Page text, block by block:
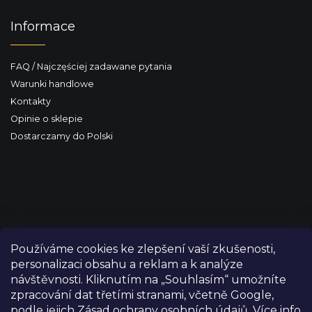
Používáme cookies ke zlepšení vaší zkušenosti,
personalizaci obsahu a reklam a k analýze
návštěvnosti. Kliknutím na „Souhlasím“ umožníte
zpracování dat třetími stranami, včetně Google,
Informace
FAQ / Najczęściej zadawane pytania
Warunki handlowe
Kontakty
Opinie o sklepie
Dostarczamy do Polski